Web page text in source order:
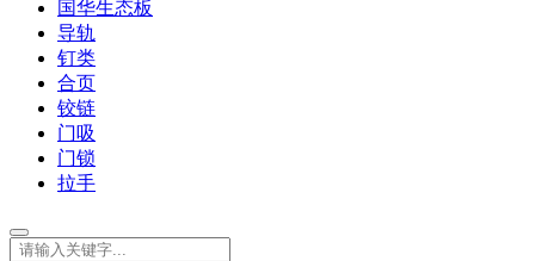
国华生态板
导轨
钉类
合页
铰链
门吸
门锁
拉手